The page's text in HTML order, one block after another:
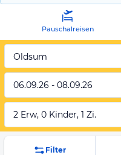
Pauschalreisen
Oldsum
06.09.26 - 08.09.26
2 Erw, 0 Kinder, 1 Zi.
Filter